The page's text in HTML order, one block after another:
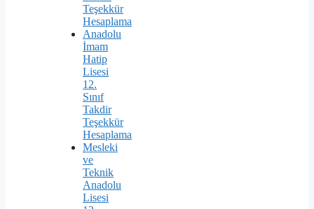
Teşekkür
Hesaplama
Anadolu
İmam
Hatip
Lisesi
12.
Sınıf
Takdir
Teşekkür
Hesaplama
Mesleki
ve
Teknik
Anadolu
Lisesi